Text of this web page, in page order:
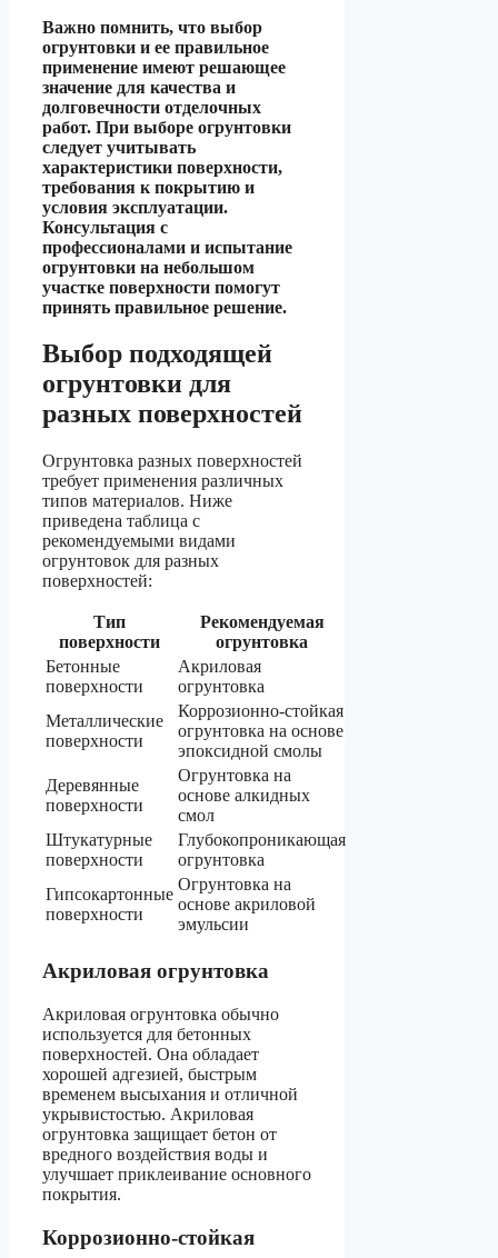
Важно помнить, что выбор
огрунтовки и ее правильное
применение имеют решающее
значение для качества и
долговечности отделочных
работ. При выборе огрунтовки
следует учитывать
характеристики поверхности,
требования к покрытию и
условия эксплуатации.
Консультация с
профессионалами и испытание
огрунтовки на небольшом
участке поверхности помогут
принять правильное решение.
Выбор подходящей
огрунтовки для
разных поверхностей
Огрунтовка разных поверхностей
требует применения различных
типов материалов. Ниже
приведена таблица с
рекомендуемыми видами
огрунтовок для разных
поверхностей:
Тип
поверхности
Рекомендуемая
огрунтовка
Бетонные
поверхности
Акриловая
огрунтовка
Металлические
поверхности
Коррозионно-стойкая
огрунтовка на основе
эпоксидной смолы
Деревянные
поверхности
Огрунтовка на
основе алкидных
смол
Штукатурные
поверхности
Глубокопроникающая
огрунтовка
Гипсокартонные
поверхности
Огрунтовка на
основе акриловой
эмульсии
Акриловая огрунтовка
Акриловая огрунтовка обычно
используется для бетонных
поверхностей. Она обладает
хорошей адгезией, быстрым
временем высыхания и отличной
укрывистостью. Акриловая
огрунтовка защищает бетон от
вредного воздействия воды и
улучшает приклеивание основного
покрытия.
Коррозионно-стойкая